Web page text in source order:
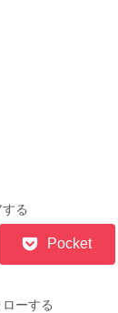
る
Pocket
ーする